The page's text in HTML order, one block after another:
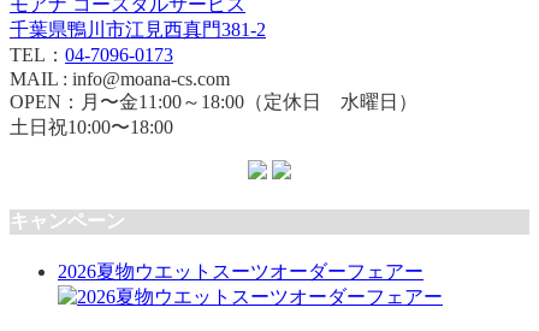
千葉県鴨川市江見西真門381-2
TEL： 04-7096-0173
MAIL : info@moana-cs.com
OPEN：月〜金11:00～18:00（定休日 水曜日）
土日祝10:00〜18:00
キャンペーン
2026夏物ウエットスーツオーダーフェアー